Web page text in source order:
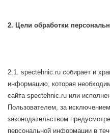
2. Цели обработки
2.1. spectehnic.ru собирает и
информацию, которая
сайта spectehnic.ru или
Пользователем, за
законодательством
персональной информации в